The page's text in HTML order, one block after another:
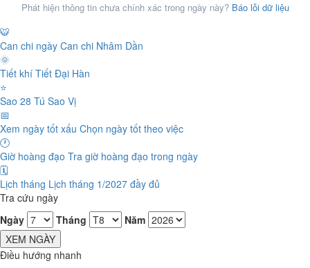
Phát hiện thông tin chưa chính xác trong ngày này? Báo lỗi dữ liệu
🐯
Can chi ngày Can chi Nhâm Dần
🌞
Tiết khí Tiết Đại Hàn
⭐
Sao 28 Tú Sao Vị
📅
Xem ngày tốt xấu Chọn ngày tốt theo việc
🕐
Giờ hoàng đạo Tra giờ hoàng đạo trong ngày
🗓️
Lịch tháng Lịch tháng 1/2027 đầy đủ
Tra cứu ngày
Ngày
Tháng
Năm
XEM NGÀY
Điều hướng nhanh